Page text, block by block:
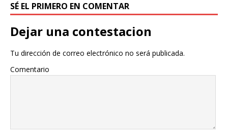
SÉ EL PRIMERO EN COMENTAR
Dejar una contestacion
Tu dirección de correo electrónico no será publicada.
Comentario